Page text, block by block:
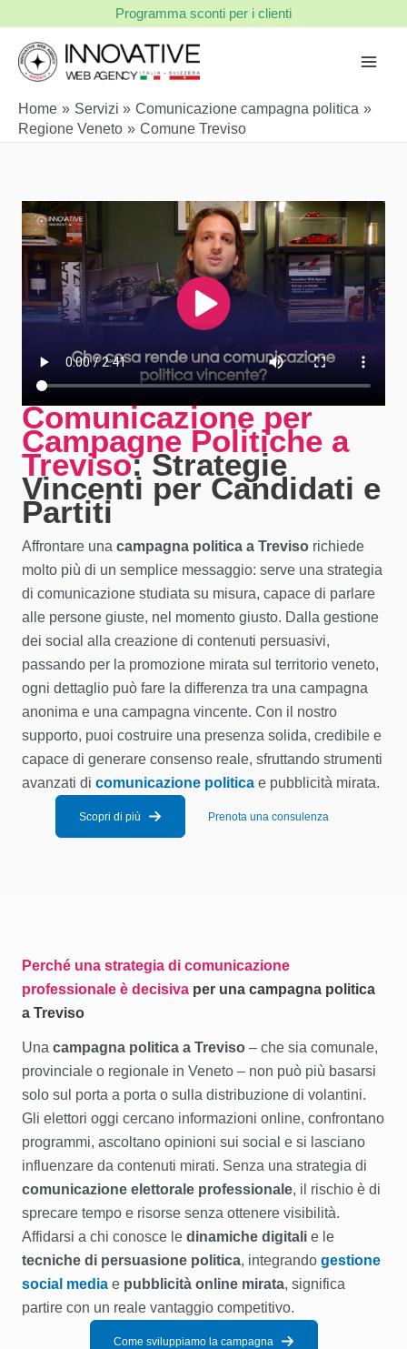
contenuto
Programma sconti per i clienti
Home Servizi
Comunicazione campagna politica
Regione Veneto
Comune Treviso
Comunicazione per
Campagne Politiche a
Treviso: Strategie
Vincenti per Candidati e
Partiti
Affrontare una campagna politica a Treviso richiede
molto più di un semplice messaggio: serve una strategia
di comunicazione studiata su misura, capace di parlare
alle persone giuste, nel momento giusto. Dalla gestione
dei social alla creazione di contenuti persuasivi,
passando per la promozione mirata sul territorio veneto,
ogni dettaglio può fare la differenza tra una campagna
anonima e una campagna vincente. Con il nostro
supporto, puoi costruire una presenza solida, credibile e
capace di generare consenso reale, sfruttando strumenti
avanzati di comunicazione politica e pubblicità mirata.
Scopri di più Prenota una consulenza
Perché una strategia di comunicazione
professionale è decisiva per una campagna politica
a Treviso
Una campagna politica a Treviso – che sia comunale,
provinciale o regionale in Veneto – non può più basarsi
solo sul porta a porta o sulla distribuzione di volantini.
Gli elettori oggi cercano informazioni online, confrontano
programmi, ascoltano opinioni sui social e si lasciano
influenzare da contenuti mirati. Senza una strategia di
comunicazione elettorale professionale, il rischio è di
sprecare tempo e risorse senza ottenere visibilità.
Affidarsi a chi conosce le dinamiche digitali e le
tecniche di persuasione politica, integrando gestione
social media e pubblicità online mirata, significa
partire con un reale vantaggio competitivo.
Come sviluppiamo la campagna